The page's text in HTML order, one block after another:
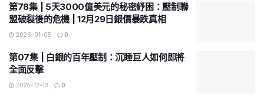
第78集 | 5天3000億美元的秘密紓困：壓制聯
盟破裂後的危機 | 12月29日銀價暴跌真相
2026-01-05 0
第07集 | 白銀的百年壓制：沉睡巨人如何即將
全面反擊
2025-12-13 0